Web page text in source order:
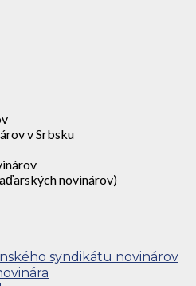
v Srbsku
novinárov)
syndikátu novinárov